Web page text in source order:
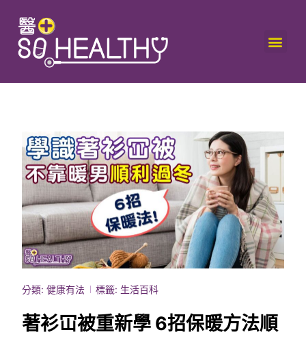
分類: 健康有法 標籤: 生活百科
著衫冚被重新學 6招保暖方法順